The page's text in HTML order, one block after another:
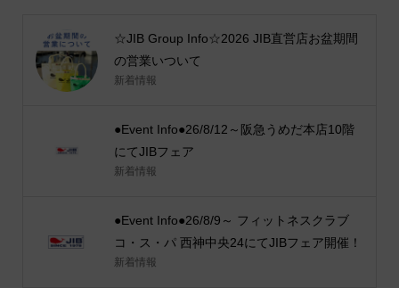
☆JIB Group Info☆2026 JIB直営店お盆期間
の営業いついて
新着情報
●Event Info●26/8/12～阪急うめだ本店10階
にてJIBフェア
新着情報
●Event Info●26/8/9～ フィットネスクラブ
コ・ス・パ 西神中央24にてJIBフェア開催！
新着情報